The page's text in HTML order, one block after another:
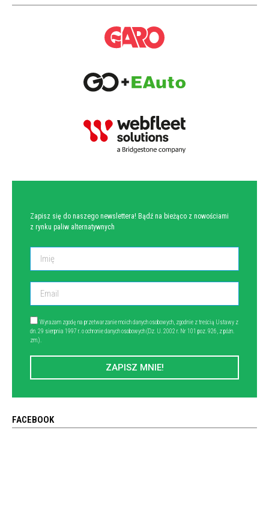
Zapisz się do naszego newslettera! Bądź na bieżąco z nowościami
z rynku paliw alternatywnych
Wyrażam zgodę na przetwarzanie moich danych osobowych, zgodnie z treścią Ustawy z
dn. 29 sierpnia 1997 r. o ochronie danych osobowych (Dz. U. 2002 r. Nr 101 poz. 926, z późn.
zm.).
ZAPISZ MNIE!
FACEBOOK